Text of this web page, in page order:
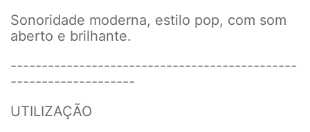
Sonoridade moderna, estilo pop, com som
aberto e brilhante.
----------------------------------------------
--------------------
UTILIZAÇÃO